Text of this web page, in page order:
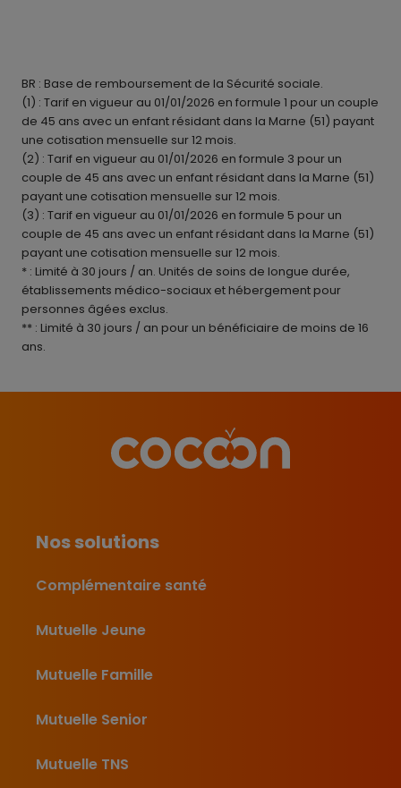
BR : Base de remboursement de la Sécurité sociale.
(1) : Tarif en vigueur au 01/01/2026 en formule 1 pour un couple
de 45 ans avec un enfant résidant dans la Marne (51) payant
une cotisation mensuelle sur 12 mois.
(2) : Tarif en vigueur au 01/01/2026 en formule 3 pour un
couple de 45 ans avec un enfant résidant dans la Marne (51)
payant une cotisation mensuelle sur 12 mois.
(3) : Tarif en vigueur au 01/01/2026 en formule 5 pour un
couple de 45 ans avec un enfant résidant dans la Marne (51)
payant une cotisation mensuelle sur 12 mois.
* : Limité à 30 jours / an. Unités de soins de longue durée,
établissements médico-sociaux et hébergement pour
personnes âgées exclus.
** : Limité à 30 jours / an pour un bénéficiaire de moins de 16
ans.
Nos solutions
Complémentaire santé
Mutuelle Jeune
Mutuelle Famille
Mutuelle Senior
Mutuelle TNS